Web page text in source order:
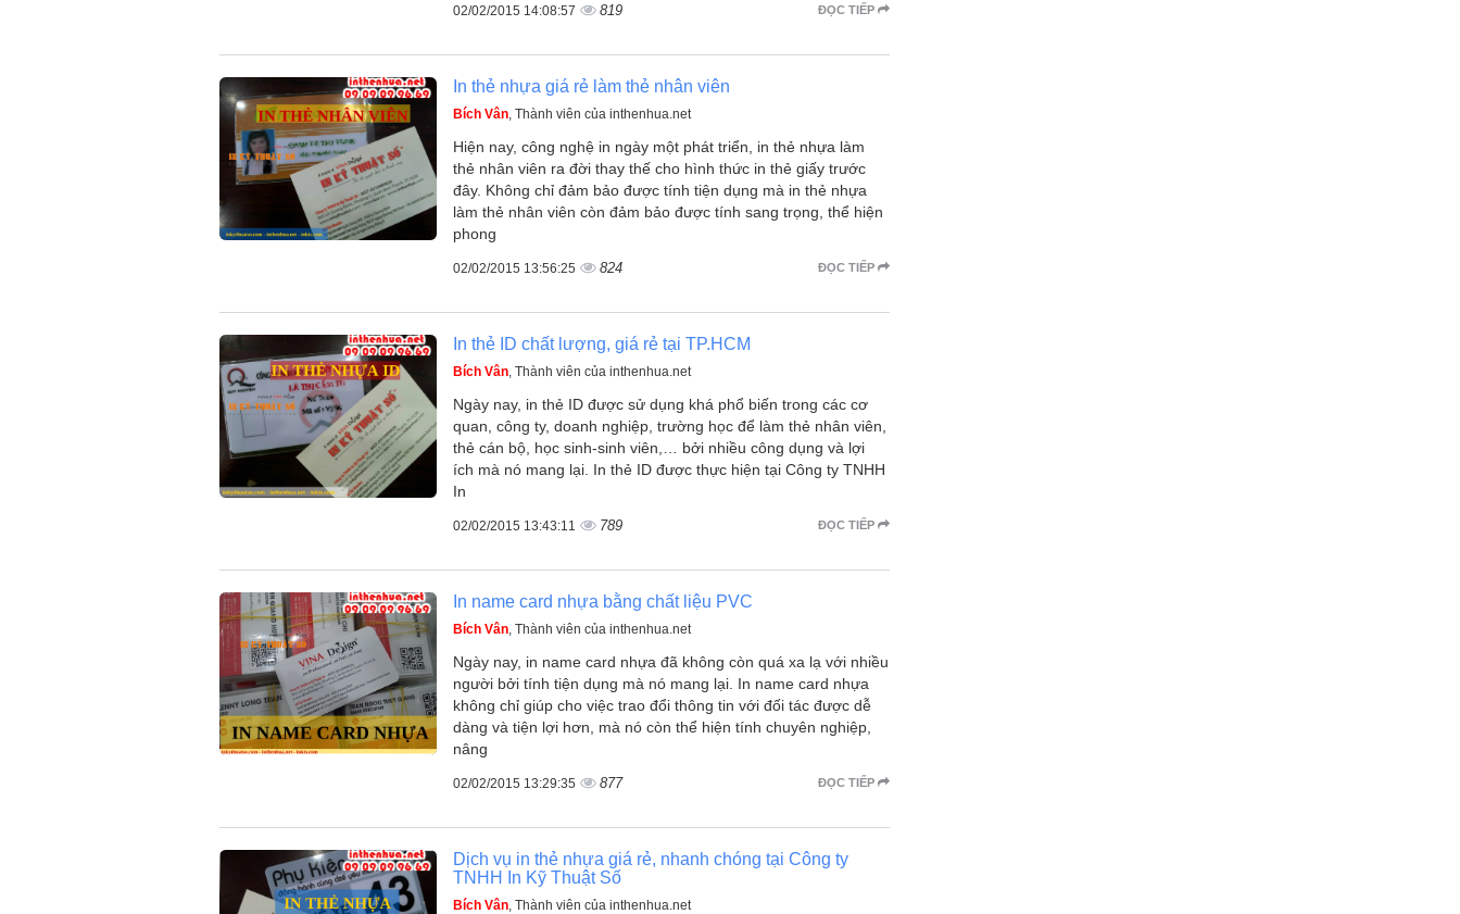
ĐỌC TIẾP
02/02/2015 14:08:57 819
In thẻ nhựa giá rẻ làm thẻ nhân viên
Bích Vân , Thành viên của inthenhua.net
Hiện nay, công nghệ in ngày một phát triển, in thẻ nhựa làm
thẻ nhân viên ra đời thay thế cho hình thức in thẻ giấy trước
đây. Không chỉ đảm bảo được tính tiện dụng mà in thẻ nhựa
làm thẻ nhân viên còn đảm bảo được tính sang trọng, thể hiện
phong
ĐỌC TIẾP
02/02/2015 13:56:25 824
In thẻ ID chất lượng, giá rẻ tại TP.HCM
Bích Vân , Thành viên của inthenhua.net
Ngày nay, in thẻ ID được sử dụng khá phổ biến trong các cơ
quan, công ty, doanh nghiệp, trường học để làm thẻ nhân viên,
thẻ cán bộ, học sinh-sinh viên,… bởi nhiều công dụng và lợi
ích mà nó mang lại. In thẻ ID được thực hiện tại Công ty TNHH
In
ĐỌC TIẾP
02/02/2015 13:43:11 789
In name card nhựa bằng chất liệu PVC
Bích Vân , Thành viên của inthenhua.net
Ngày nay, in name card nhựa đã không còn quá xa lạ với nhiều
người bởi tính tiện dụng mà nó mang lại. In name card nhựa
không chỉ giúp cho việc trao đổi thông tin với đối tác được dễ
dàng và tiện lợi hơn, mà nó còn thể hiện tính chuyên nghiệp,
nâng
ĐỌC TIẾP
02/02/2015 13:29:35 877
Dịch vụ in thẻ nhựa giá rẻ, nhanh chóng tại Công ty
TNHH In Kỹ Thuật Số
Bích Vân , Thành viên của inthenhua.net